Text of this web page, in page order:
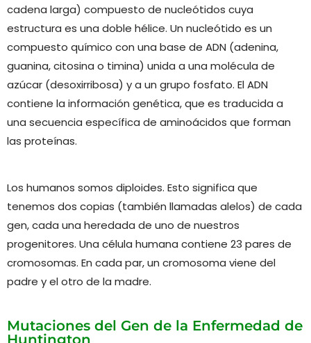
cadena larga) compuesto de nucleótidos cuya
estructura es una doble hélice. Un nucleótido es un
compuesto químico con una base de ADN (adenina,
guanina, citosina o timina) unida a una molécula de
azúcar (desoxirribosa) y a un grupo fosfato. El ADN
contiene la información genética, que es traducida a
una secuencia específica de aminoácidos que forman
las proteínas.
Los humanos somos diploides. Esto significa que
tenemos dos copias (también llamadas alelos) de cada
gen, cada una heredada de uno de nuestros
progenitores. Una célula humana contiene 23 pares de
cromosomas. En cada par, un cromosoma viene del
padre y el otro de la madre.
Mutaciones del Gen de la Enfermedad de
Huntington